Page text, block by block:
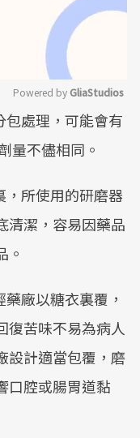
Mute
Powered by GliaStudios
包處理，可能會有
量不儘相同。
，所使用的研磨器
清潔，容易因藥品
。
廠以糖衣裏覆，
復苦味不易為病人
設計適當包覆，磨
口腔或腸胃道黏